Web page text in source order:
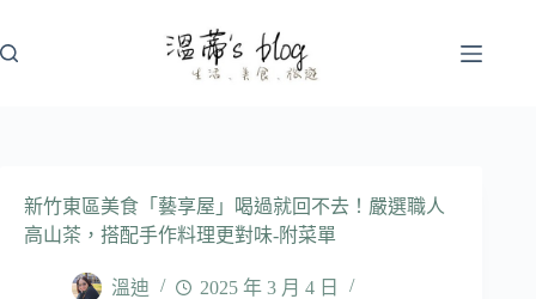
至
新竹東區美食「藝享屋」喝過就回不去！嚴選職人
高山茶，搭配手作料理更對味-附菜單
溫迪
2025 年 3 月 4 日